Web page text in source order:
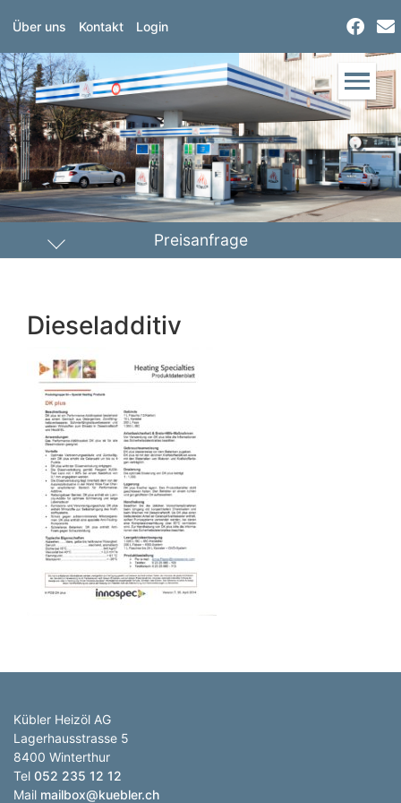
Über uns Kontakt Login
Preisanfrage
PLZ Lieferort
Menge
Anzahl Abladeorte
Lieferzeitraum
Preis berechnen
Dieseladditiv
Kübler Heizöl AG
Lagerhausstrasse 5
8400 Winterthur
Tel 052 235 12 12
Mail mailbox@kuebler.ch